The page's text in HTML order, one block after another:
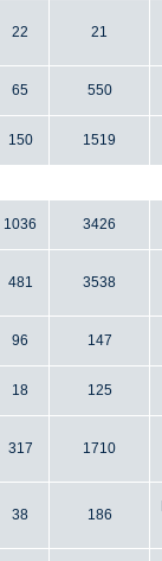
22 21
65 550
150 1519
1036 3426
481 3538
96 147
18 125
317 1710
38 186